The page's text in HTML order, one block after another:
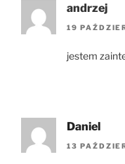
andrzej
19
jestem
Daniel
13